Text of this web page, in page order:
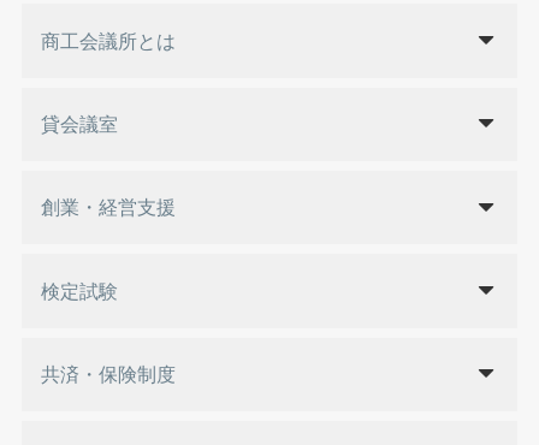
商工会議所とは
貸会議室
創業・経営支援
検定試験
共済・保険制度